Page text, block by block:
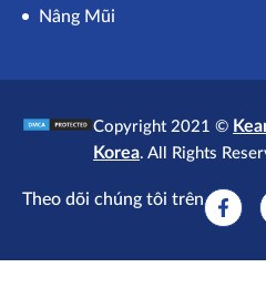
Nâng Mũi
Copyright 2021 ©
Korea. All Rights
Theo dõi chúng tôi trên